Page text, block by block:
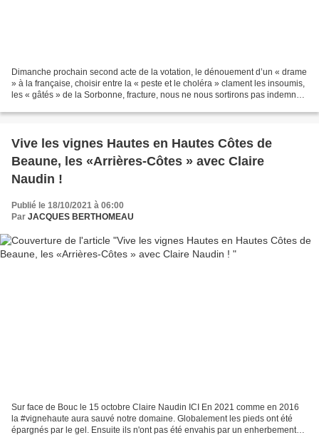
Dimanche prochain second acte de la votation, le dénouement d’un « drame
» à la française, choisir entre la « peste et le choléra » clament les insoumis,
les « gâtés » de la Sorbonne, fracture, nous ne nous sortirons pas indemnes
Vive les vignes Hautes en Hautes Côtes de
Beaune, les «Arrières-Côtes » avec Claire
Naudin !
Publié le 18/10/2021 à 06:00
Par JACQUES BERTHOMEAU
Sur face de Bouc le 15 octobre Claire Naudin ICI En 2021 comme en 2016
la #vignehaute aura sauvé notre domaine. Globalement les pieds ont été
épargnés par le gel. Ensuite ils n'ont pas été envahis par un enherbement